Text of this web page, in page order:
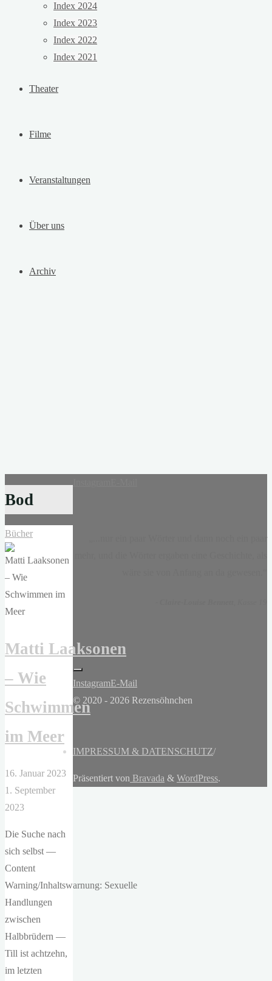
Index 2024
Index 2023
Index 2022
Index 2021
Theater
Filme
Veranstaltungen
Über uns
Archiv
Bod
Bücher
Matti Laaksonen
– Wie
Schwimmen
im Meer
16. Januar 2023
1. September
2023
Die Suche nach
sich selbst —
Content
Warning/Inhaltswarnung: Sexuelle
Handlungen
zwischen
Halbbrüdern —
Till ist achtzehn,
im letzten
InstagramE-Mail
© 2020 - 2026 Rezensöhnchen
IMPRESSUM & DATENSCHUTZ/
Präsentiert von Bravada & WordPress.